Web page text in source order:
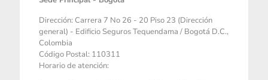
Dirección: Carrera 7 No 26 - 20 Piso 23 (Dirección
general) - Edificio Seguros Tequendama / Bogotá D.C.,
Colombia
Código Postal: 110311
Horario de atención: